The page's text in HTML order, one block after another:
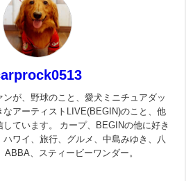
が、野球のこと、愛犬ミニチュアダッ
なアーティストLIVE(BEGIN)のこと、他
ています。 カープ、BEGINの他に好き
ワイ、旅行、グルメ、中島みゆき、八
、スティービーワンダー。